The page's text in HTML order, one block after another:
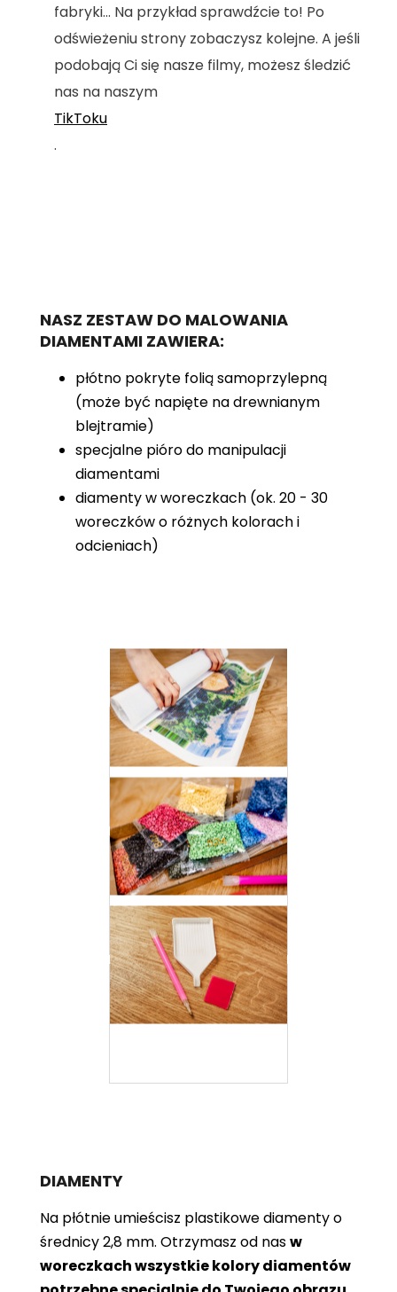
fabryki... Na przykład sprawdźcie to! Po
odświeżeniu strony zobaczysz kolejne. A jeśli
podobają Ci się nasze filmy, możesz śledzić
nas na naszym
TikToku
.
NASZ ZESTAW DO MALOWANIA
DIAMENTAMI ZAWIERA:
płótno pokryte folią samoprzylepną
(może być napięte na drewnianym
blejtramie)
specjalne pióro do manipulacji
diamentami
diamenty w woreczkach (ok. 20 - 30
woreczków o różnych kolorach i
odcieniach)
DIAMENTY
Na płótnie umieścisz plastikowe diamenty o
średnicy 2,8 mm. Otrzymasz od nasw
woreczkach wszystkie kolory diamentów